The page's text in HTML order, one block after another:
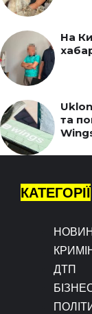
На
та
КАТЕГОРІЇ
ДТП